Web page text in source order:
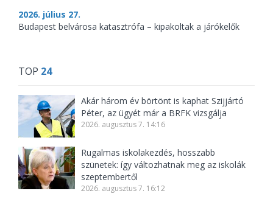
2026. július 27.
Budapest belvárosa katasztrófa – kipakoltak a járókelők
TOP 24
Akár három év börtönt is kaphat Szijjártó
Péter, az ügyét már a BRFK vizsgálja
2026. augusztus 7. 14:16
Rugalmas iskolakezdés, hosszabb
szünetek: így változhatnak meg az iskolák
szeptembertől
2026. augusztus 7. 16:12